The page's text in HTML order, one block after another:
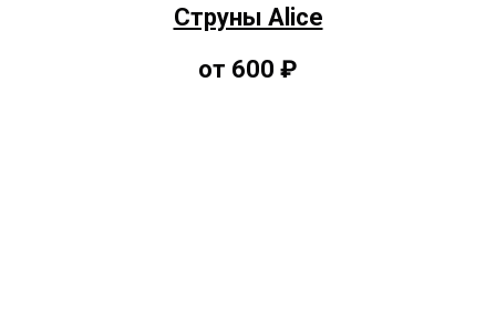
Струны Alice
от 600 ₽